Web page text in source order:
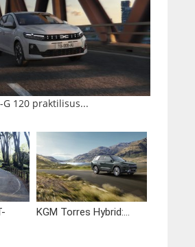
G 120 praktilisus...
KGM Torres Hybrid:...